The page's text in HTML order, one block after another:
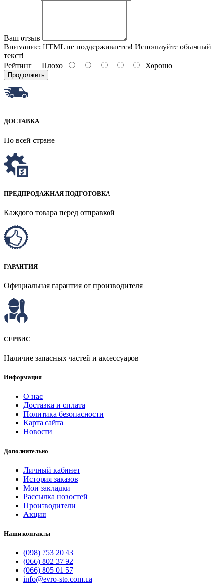
Ваш отзыв
Внимание: HTML не поддерживается! Используйте обычный
текст!
Рейтинг Плохо Хорошо
Продолжить
ДОСТАВКА
По всей стране
ПРЕДПРОДАЖНАЯ ПОДГОТОВКА
Каждого товара перед отправкой
ГАРАНТИЯ
Официальная гарантия от производителя
СЕРВИС
Наличие запасных частей и аксессуаров
Информация
О нас
Доставка и оплата
Политика безопасности
Карта сайта
Новости
Дополнительно
Личный кабинет
История заказов
Мои закладки
Рассылка новостей
Производители
Акции
Наши контакты
(098) 753 20 43
(066) 802 37 92
(066) 805 01 57
info@evro-sto.com.ua